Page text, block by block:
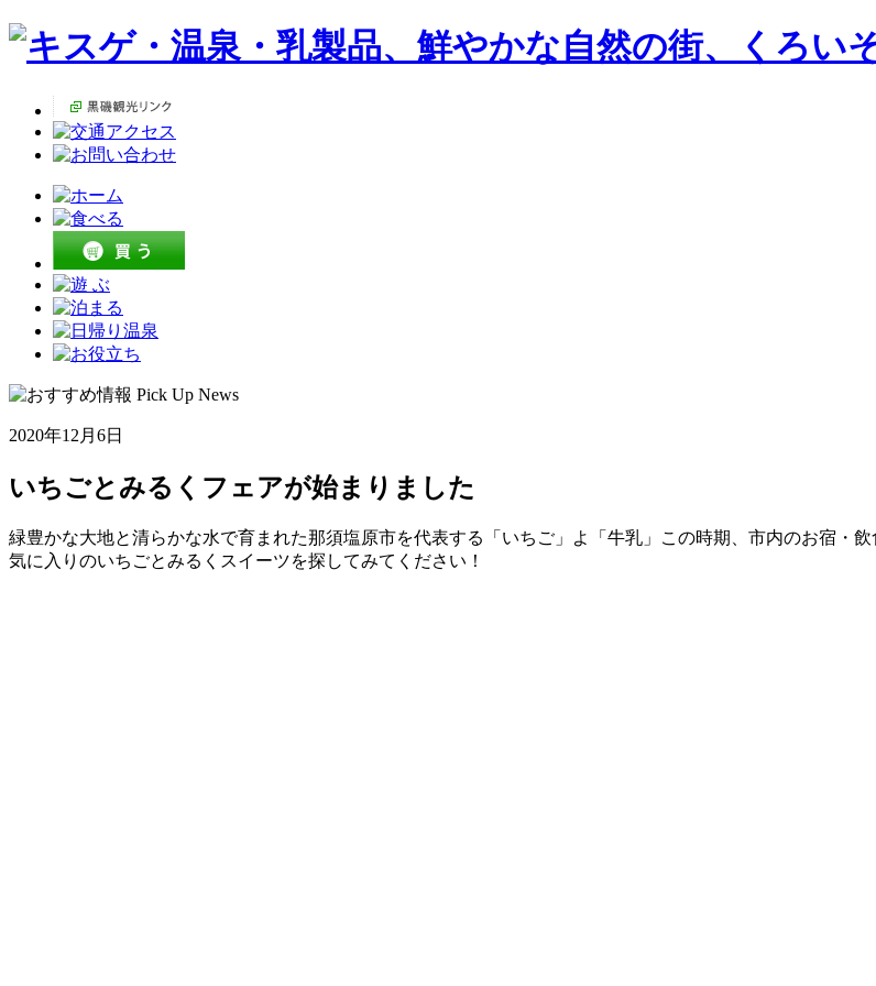
2020年12月6日
いちごとみるくフェアが始まりました
緑豊かな大地と清らかな水で育まれた那須塩原市を代表する「いちご」よ「牛乳」この時期、市内のお宿・
気に入りのいちごとみるくスイーツを探してみてください！